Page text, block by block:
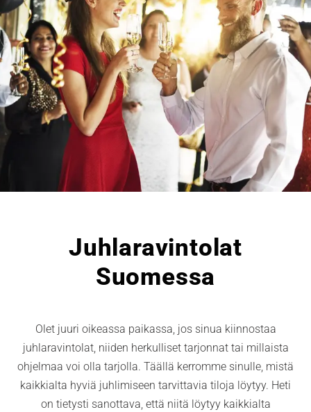
Juhlaravintolat
Suomessa
Olet juuri oikeassa paikassa, jos sinua kiinnostaa
juhlaravintolat, niiden herkulliset tarjonnat tai millaista
ohjelmaa voi olla tarjolla. Täällä kerromme sinulle, mistä
kaikkialta hyviä juhlimiseen tarvittavia tiloja löytyy. Heti
on tietysti sanottava, että niitä löytyy kaikkialta